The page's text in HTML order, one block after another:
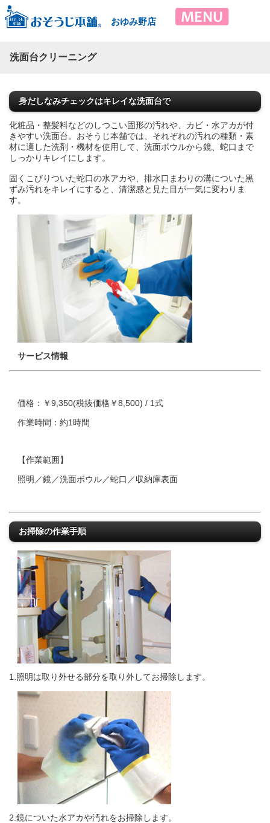
おゆみ野店
洗面台クリーニング
身だしなみチェックはキレイな洗面台で
化粧品・整髪料などのしつこい固形の汚れや、カビ・水アカが付
きやすい洗面台。おそうじ本舗では、それぞれの汚れの種類・素
材に適した洗剤・機材を使用して、洗面ボウルから鏡、蛇口まで
しっかりキレイにします。
固くこびりついた蛇口の水アカや、排水口まわりの溝についた黒
ずみ汚れをキレイにすると、清潔感と見た目が一気に変わりま
す。
サービス情報
価格：￥9,350(税抜価格￥8,500) / 1式
作業時間：約1時間
【作業範囲】
照明／鏡／洗面ボウル／蛇口／収納庫表面
お掃除の作業手順
1.照明は取り外せる部分を取り外してお掃除します。
2.鏡についた水アカや汚れをお掃除します。